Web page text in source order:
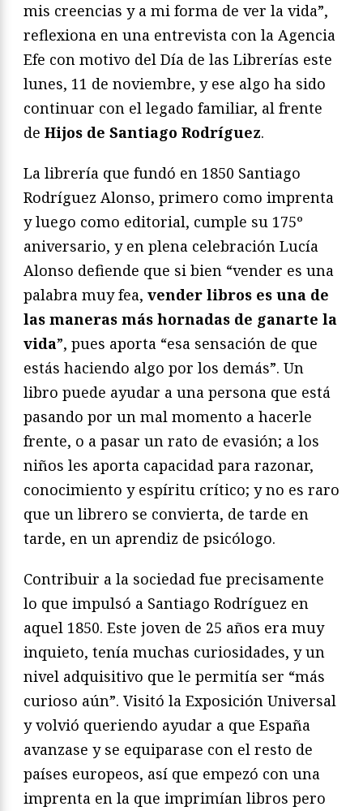
mis creencias y a mi forma de ver la vida”,
reflexiona en una entrevista con la Agencia
Efe con motivo del Día de las Librerías este
lunes, 11 de noviembre, y ese algo ha sido
continuar con el legado familiar, al frente
de Hijos de Santiago Rodríguez.
La librería que fundó en 1850 Santiago
Rodríguez Alonso, primero como imprenta
y luego como editorial, cumple su 175º
aniversario, y en plena celebración Lucía
Alonso defiende que si bien “vender es una
palabra muy fea, vender libros es una de
las maneras más hornadas de ganarte la
vida”, pues aporta “esa sensación de que
estás haciendo algo por los demás”. Un
libro puede ayudar a una persona que está
pasando por un mal momento a hacerle
frente, o a pasar un rato de evasión; a los
niños les aporta capacidad para razonar,
conocimiento y espíritu crítico; y no es raro
que un librero se convierta, de tarde en
tarde, en un aprendiz de psicólogo.
Contribuir a la sociedad fue precisamente
lo que impulsó a Santiago Rodríguez en
aquel 1850. Este joven de 25 años era muy
inquieto, tenía muchas curiosidades, y un
nivel adquisitivo que le permitía ser “más
curioso aún”. Visitó la Exposición Universal
y volvió queriendo ayudar a que España
avanzase y se equiparase con el resto de
países europeos, así que empezó con una
imprenta en la que imprimían libros pero